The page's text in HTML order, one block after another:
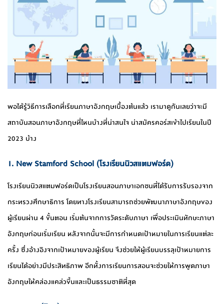
พอได้รู้วิธีการเลือกที่เรียนภาษาอังกฤษเบื้องต้นแล้ว เรามาดูกันเลยว่าจะมี
สถาบันสอนภาษาอังกฤษที่ไหนบ้างที่น่าสนใจ น่าสมัครคอร์สเข้าไปเรียนในปี
2023 บ้าง
1. New Stamford School (โรงเรียนนิวสแตมฟอร์ด)
โรงเรียนนิวสแตมฟอร์ดเป็นโรงเรียนสอนภาษาเอกชนที่ได้รับการรับรองจาก
กระทรวงศึกษาธิการ โดยทางโรงเรียนสามารถช่วยพัฒนาภาษาอังกฤษของ
ผู้เรียนผ่าน 4 ขั้นตอน เริ่มต้นจากการวัดระดับภาษา เพื่อประเมินทักษะภาษา
อังกฤษก่อนเริ่มเรียน หลังจากนั้นจะมีการกำหนดเป้าหมายในการเรียนแต่ละ
ครั้ง ซึ่งอ้างอิงจากเป้าหมายของผู้เรียน จึงช่วยให้ผู้เรียนบรรลุเป้าหมายการ
เรียนได้อย่างมีประสิทธิภาพ อีกทั้งการเรียนการสอนจะช่วยให้การพูดภาษา
อังกฤษให้คล่องแคล่วขึ้นและเป็นธรรมชาติที่สุด